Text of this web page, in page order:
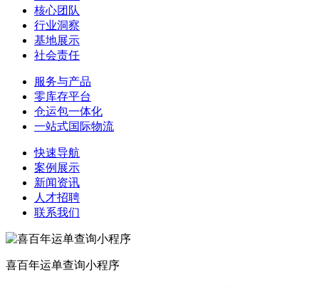
核心团队
行业洞察
基地展示
社会责任
服务与产品
零库存平台
仓运包一体化
一站式国际物流
快速导航
案例展示
新闻资讯
人才招聘
联系我们
喜百年运单查询小程序